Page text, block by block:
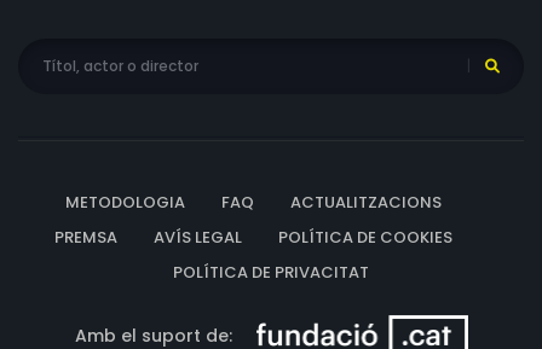
METODOLOGIA FAQ
ACTUALITZACIONS
PREMSA
AVÍS LEGAL
POLÍTICA DE COOKIES
POLÍTICA DE PRIVACITAT
Amb el suport de: